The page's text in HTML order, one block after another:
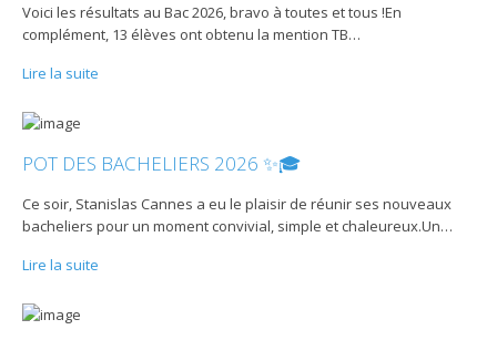
Voici les résultats au Bac 2026, bravo à toutes et tous !En
complément, 13 élèves ont obtenu la mention TB…
Lire la suite
POT DES BACHELIERS 2026 ✨🎓
Ce soir, Stanislas Cannes a eu le plaisir de réunir ses nouveaux
bacheliers pour un moment convivial, simple et chaleureux.Un…
Lire la suite